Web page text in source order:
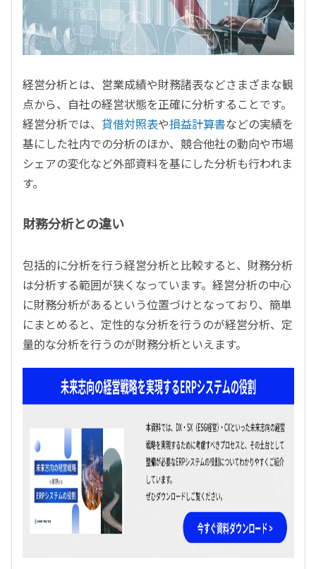
経営分析とは、営業成績や財務諸表などさまざまな観
点から、自社の経営状態を正確に分析することです。
経営分析では、 貸借対照表や損益計算書などの実績を
基にした社内での分析のほか、競合他社の動向や市場
シェアの変化など外部資料を基にした分析も行われま
す。
財務分析との違い
包括的に分析を行う経営分析と比較すると、財務分析
は分析する範囲が狭くなっています。経営分析の中心
に財務分析があるという位置づけとなっており、簡単
にまとめると、定性的な分析を行うのが経営分析、定
量的な分析を行うのが財務分析といえます。